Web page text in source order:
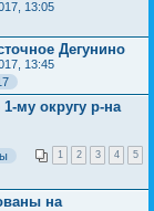
13:05
Дегунино
13:45
му округу р-на
1 2 3 4 5
на